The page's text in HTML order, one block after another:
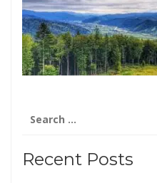
for:
Recent Posts